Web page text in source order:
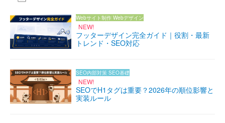
Webサイト制作 Webデザイン
NEW!
フッターデザイン完全ガイド｜役割・最新
トレンド・SEO対応
SEO内部対策 SEO基礎
NEW!
SEOでH1タグは重要？2026年の順位影響と
実装ルール